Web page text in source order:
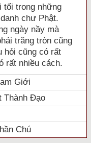
tối trong những
chư Phật.
ngày nầy mà
trăng tròn cũng
hỏi cũng có rất
rất nhiều cách.
Giới
Thành Đạo
Chú